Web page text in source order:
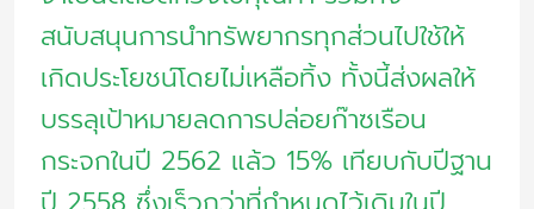
สนับสนุนการนำทรัพยากรทุกส่วนไปใช้ให้
เกิดประโยชน์โดยไม่เหลือทิ้ง ทั้งนี้ส่งผลให้
บรรลุเป้าหมายลดการปล่อยก๊าซเรือน
กระจกในปี 2562 แล้ว 15% เทียบกับปีฐาน